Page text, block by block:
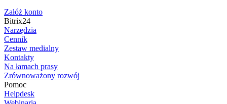
Załóż konto
Bitrix24
Narzędzia
Cennik
Zestaw medialny
Kontakty
Na łamach prasy
Zrównoważony rozwój
Pomoc
Helpdesk